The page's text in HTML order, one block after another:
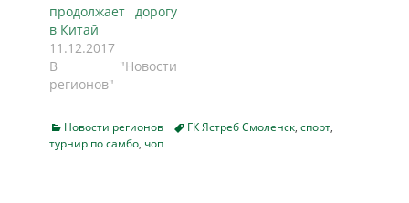
продолжает дорогу
в Китай
11.12.2017
В "Новости
регионов"
Categories
Новости регионов TagsГК Ястреб Смоленск, спорт,
турнир по самбо, чоп